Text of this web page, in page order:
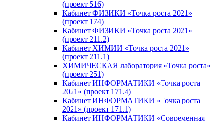
(проект 516)
Кабинет ФИЗИКИ «Точка роста 2021»
(проект 174)
Кабинет ФИЗИКИ «Точка роста 2021»
(проект 211.2)
Кабинет ХИМИИ «Точка роста 2021»
(проект 211.1)
ХИМИЧЕСКАЯ лаборатория «Точка роста»
(проект 251)
Кабинет ИНФОРМАТИКИ «Точка роста
2021» (проект 171.4)
Кабинет ИНФОРМАТИКИ «Точка роста
2021» (проект 171.1)
Кабинет ИНФОРМАТИКИ «Современная